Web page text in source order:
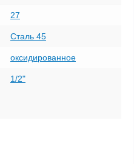
27
Сталь 45
оксидированное
1/2"